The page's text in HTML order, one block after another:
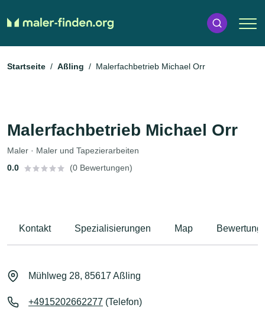
Startseite Aßling Malerfachbetrieb Michael Orr
Malerfachbetrieb Michael Orr
Maler · Maler und Tapezierarbeiten
0.0
(0 Bewertungen)
Kontakt Spezialisierungen Map
Mühlweg 28, 85617 Aßling
+4915202662277 (Telefon)